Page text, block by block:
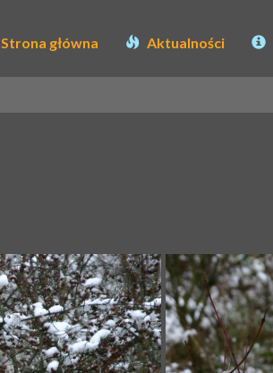
Strona główna Aktualności